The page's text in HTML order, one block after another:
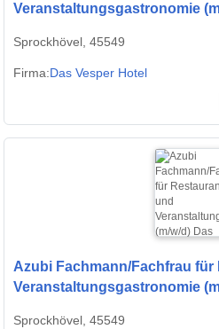
Veranstaltungsgastronomie
Sprockhövel, 45549
Firma:Das Vesper Hotel
Azubi Fachmann/Fachfrau für
Veranstaltungsgastronomie
Sprockhövel, 45549